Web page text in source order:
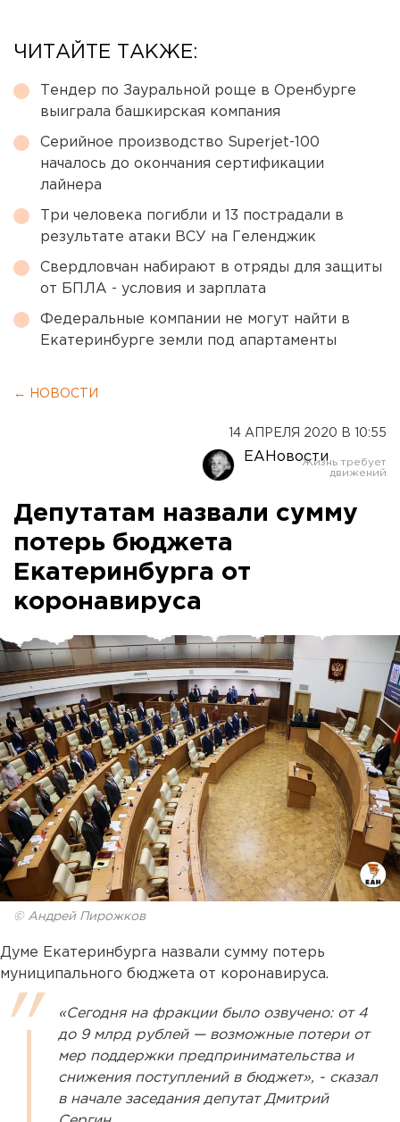
ЧИТАЙТЕ ТАКЖЕ:
Тендер по Зауральной роще в Оренбурге
выиграла башкирская компания
Серийное производство Superjet-100
началось до окончания сертификации
лайнера
Три человека погибли и 13 пострадали в
результате атаки ВСУ на Геленджик
Свердловчан набирают в отряды для защиты
от БПЛА - условия и зарплата
Федеральные компании не могут найти в
Екатеринбурге земли под апартаменты
← НОВОСТИ
14 АПРЕЛЯ 2020 В 10:55
ЕАНовости
Депутатам назвали сумму
потерь бюджета
Екатеринбурга от
коронавируса
© Андрей Пирожков
Думе Екатеринбурга назвали сумму потерь
муниципального бюджета от коронавируса.
«Сегодня на фракции было озвучено: от 4
до 9 млрд рублей — возможные потери от
мер поддержки предпринимательства и
снижения поступлений в бюджет», - сказал
в начале заседания депутат Дмитрий